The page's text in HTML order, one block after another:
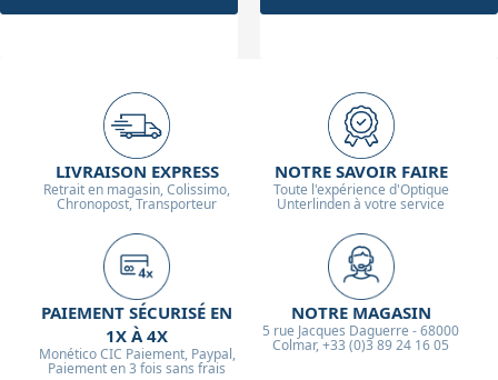
LIVRAISON EXPRESS
Retrait en magasin, Colissimo,
Chronopost, Transporteur
NOTRE SAVOIR FAIRE
Toute l'expérience d'Optique
Unterlinden à votre service
PAIEMENT SÉCURISÉ EN
1X À 4X
Monético CIC Paiement, Paypal,
Paiement en 3 fois sans frais
NOTRE MAGASIN
5 rue Jacques Daguerre - 68000
Colmar, +33 (0)3 89 24 16 05